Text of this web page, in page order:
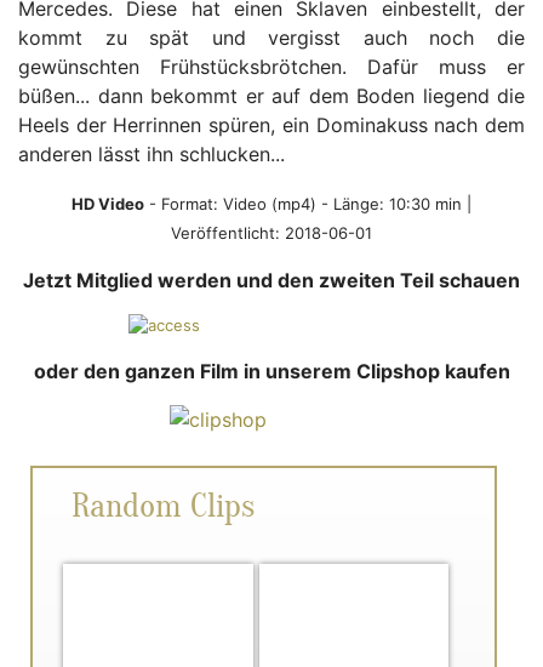
Mercedes. Diese hat einen Sklaven einbestellt, der
kommt zu spät und vergisst auch noch die
gewünschten Frühstücksbrötchen. Dafür muss er
büßen... dann bekommt er auf dem Boden liegend die
Heels der Herrinnen spüren, ein Dominakuss nach dem
anderen lässt ihn schlucken...
HD Video - Format: Video (mp4) - Länge: 10:30 min |
Veröffentlicht: 2018-06-01
Jetzt Mitglied werden und den zweiten Teil schauen
oder den ganzen Film in unserem Clipshop kaufen
Random Clips